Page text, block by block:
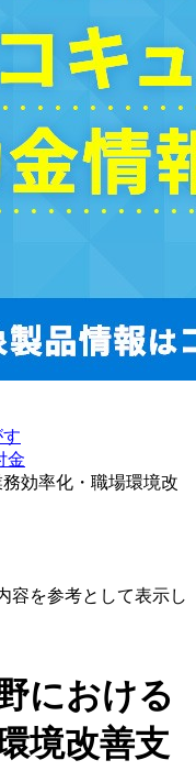
金
効率化・職場環境改
容を参考として表示し
における
境改善支